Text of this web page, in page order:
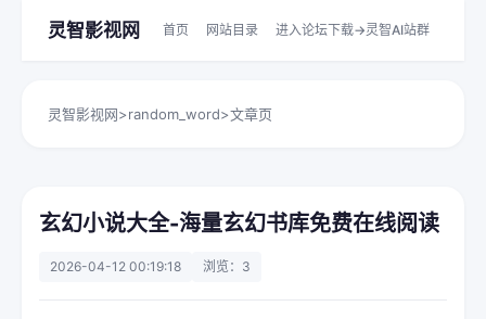
灵智影视网 首页 网站目录 进入论坛下载->灵智AI站群
灵智影视网>random_word>文章页
玄幻小说大全-海量玄幻书库免费在线阅读
2026-04-12 00:19:18 浏览：3